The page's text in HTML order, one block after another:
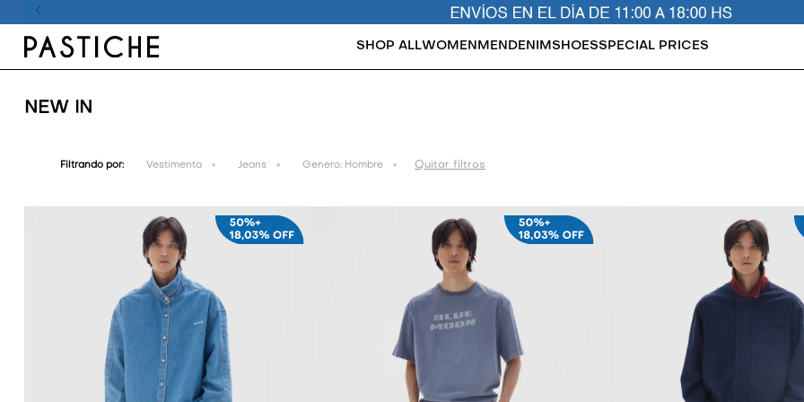
SHOP ALLWOMENMEN DENIMSHOESSPECIAL PRICES
NEW IN
Filtrando por: Vestimenta Jeans Genero: Hombre Quitar filtros